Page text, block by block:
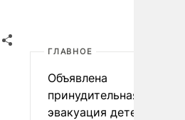
ГЛАВНОЕ
Объявлена
принудительная
эвакуация детей в